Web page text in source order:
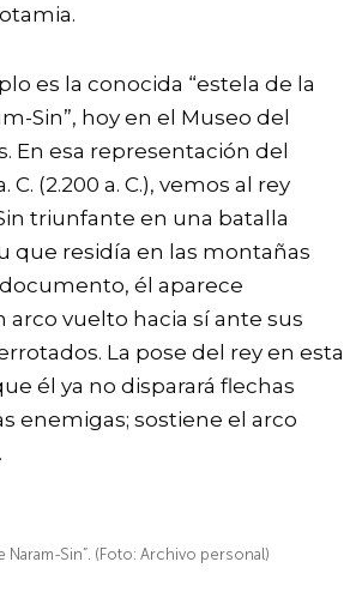
es la conocida “estela de la
Sin”, hoy en el Museo del
En esa representación del
(2.200 a. C.), vemos al rey
triunfante en una batalla
que residía en las montañas
él aparece
vuelto hacia sí ante sus
La pose del rey en esta
él ya no disparará flechas
enemigas; sostiene el arco
Naram-Sin”. (Foto: Archivo personal)